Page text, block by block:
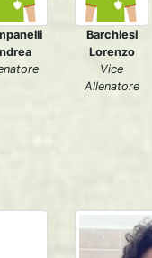
Barchiesi
Lorenzo
Vice
Allenatore